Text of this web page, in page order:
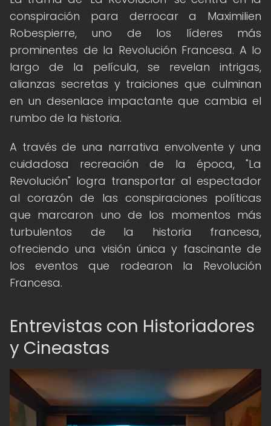
conspiración para derrocar a Maximilien
Robespierre, uno de los líderes más
prominentes de la Revolución Francesa. A lo
largo de la película, se revelan intrigas,
alianzas secretas y traiciones que culminan
en un desenlace impactante que cambia el
rumbo de la historia.
A través de una narrativa envolvente y una
cuidadosa recreación de la época, "La
Revolución" logra transportar al espectador
al corazón de las conspiraciones políticas
que marcaron uno de los momentos más
turbulentos de la historia francesa,
ofreciendo una visión única y fascinante de
los eventos que rodearon la Revolución
Francesa.
Entrevistas con Historiadores
y Cineastas